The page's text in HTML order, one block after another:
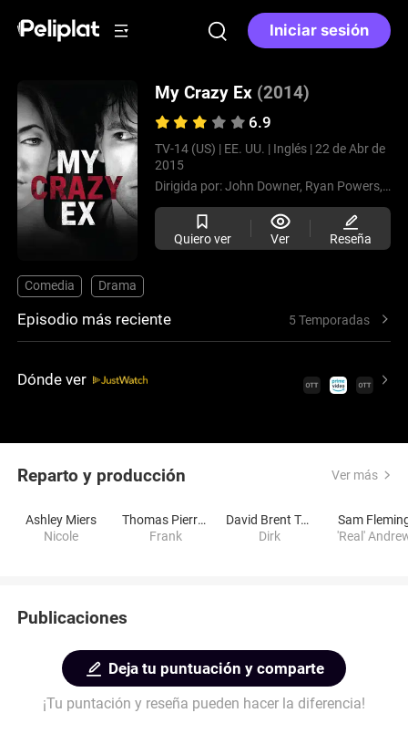
Iniciar sesión
My Crazy Ex (2014)
6.9
TV-14 (US) | EE. UU. | Inglés | 22 de Abr de
2015
Dirigida por:John Downer, Ryan Powers,
Quiero ver Ver Reseña
Comedia Drama
Episodio más reciente 5 Temporadas
Dónde ver
Reparto y producción Ver más
Ashley Miers
Nicole
Thomas Pierre Maddox
Frank
David Brent Tucker
Dirk
Sam
'Real'
Publicaciones
Deja tu puntuación y comparte
¡Tu puntación y reseña pueden hacer la diferencia!